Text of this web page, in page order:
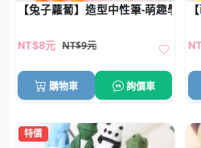
【兔子蘿蔔】造型中性筆-萌趣學生
NT$8元 NT$9元
購物車 詢價車
特價